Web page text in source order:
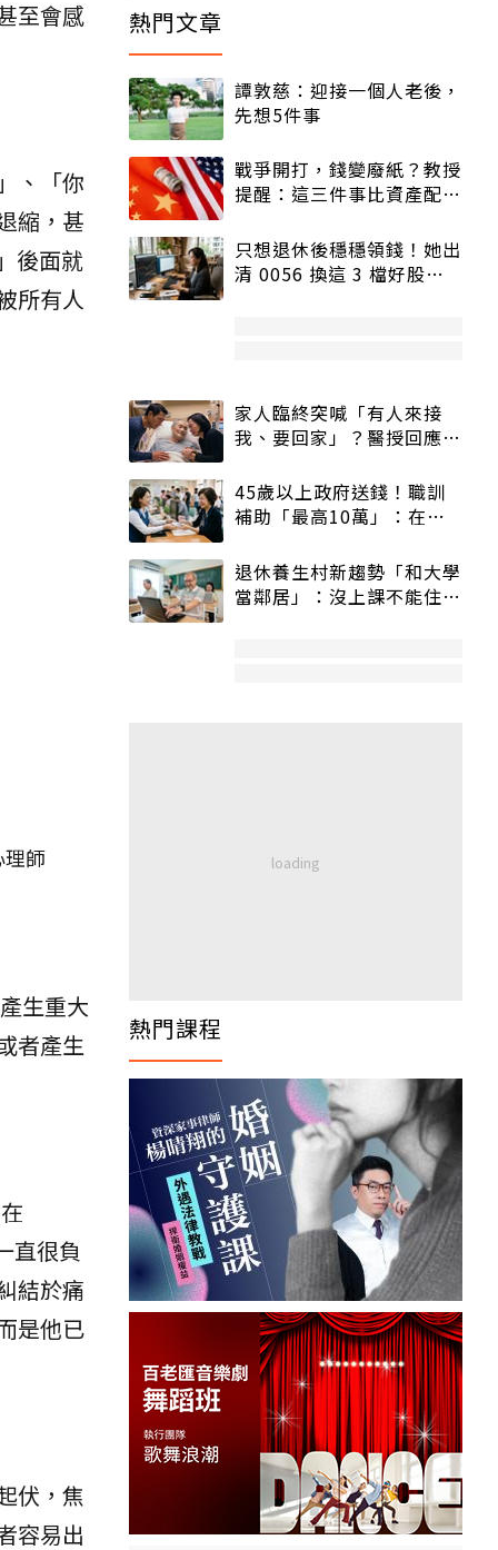
至會感
、「你
縮，甚
後面就
所有人
理師
生重大
者產生
直很負
結於痛
是他已
伏，焦
容易出
熱門文章
譚敦慈：迎接一個人老後，
先想5件事
戰爭開打，錢變廢紙？教授
提醒：這三件事比資產配置
只想退休後穩穩領錢！她出
清 0056 換這 3 檔好股：
家人臨終突喊「有人來接
我、要回家」？醫授回應方
45歲以上政府送錢！職訓
補助「最高10萬」：在
退休養生村新趨勢「和大學
當鄰居」：沒上課不能住、
熱門課程